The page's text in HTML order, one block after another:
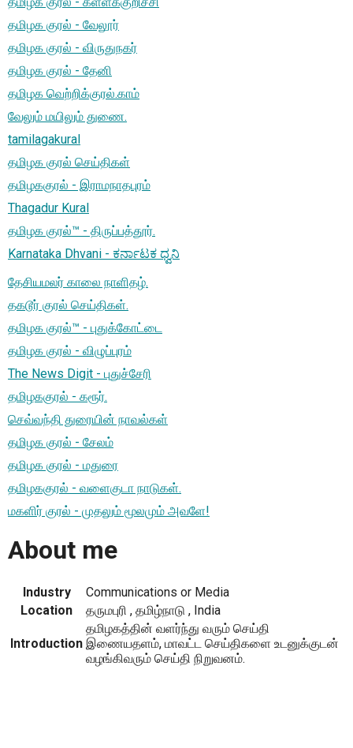
தமிழக குரல் - வேலூர்
தமிழக குரல் - விருதுநகர்
தமிழக குரல் - தேனி
தமிழக வெற்றிக்குரல்.காம்
வேலும் மயிலும் துணை.
tamilagakural
தமிழக குரல் செய்திகள்
தமிழககுரல் - இராமநாதபுரம்
Thagadur Kural
தமிழக குரல்™ - திருப்பத்தூர்.
Karnataka Dhvani - ಕರ್ನಾಟಕ ಧ್ವನಿ
தேசியமலர் காலை நாளிதழ்.
தகடூர் குரல் செய்திகள்.
தமிழக குரல்™ - புதுக்கோட்டை
தமிழக குரல் - விழுப்புரம்
The News Digit - புதுச்சேரி
தமிழககுரல் - கரூர்.
செவ்வந்தி துரையின் நாவல்கள்
தமிழக குரல் - சேலம்
தமிழக குரல் - மதுரை
தமிழககுரல் - வளைகுடா நாடுகள்.
மகளிர் குரல் - முதலும் மூலமும் அவளே!
About me
Industry
Communications or Media
Location
தருமபுரி , தமிழ்நாடு , India
Introduction
தமிழகத்தின் வளர்ந்து வரும் செய்தி
இணையதளம், மாவட்ட செய்திகளை உடனுக்குடன்
வழங்கிவரும் செய்தி நிறுவனம்.